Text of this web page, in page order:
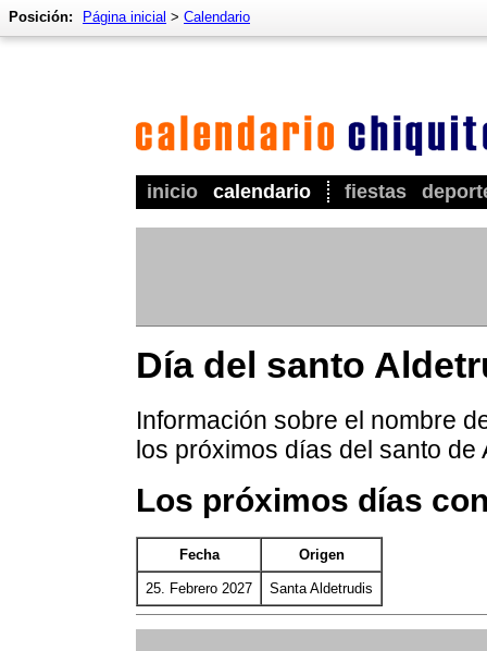
inicio calendario fiestas
Posición: Página inicial > Calendario
Día del santo
Información sobre el nombre
los próximos días del santo de
Los próximos días
Fecha Origen
25. Febrero 2027 Santa Aldetrudis